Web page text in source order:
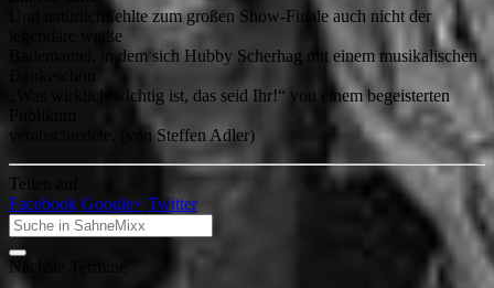
Und natürlich fehlte zum großen Show-Finale auch nicht der
legendäre weiße
Bademantel, in dem sich Hubby Scherhag mit einem musikalischen
„Was wirklich wichtig ist, das seid Ihr!“ von einem begeisterten
verabschiedete. (von Steffen Adler)
Teilen auf
Facebook Google+ Twitter
Nächste Termine